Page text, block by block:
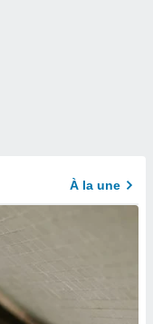
À la une